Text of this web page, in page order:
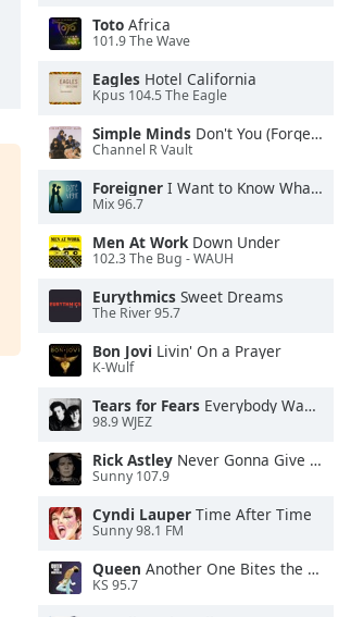
Toto Africa
101.9 The Wave
Eagles Hotel California
Kpus 104.5 The Eagle
Simple Minds Don't You (Forget About Me)
Channel R Vault
Foreigner I Want to Know What Love Is
Mix 96.7
Men At WorkDown Under
102.3 The Bug - WAUH
Eurythmics Sweet Dreams
The River 95.7
Bon Jovi Livin' On a Prayer
K-Wulf
Tears for Fears Everybody Wants To Rule the World
98.9 WJEZ
Rick Astley Never Gonna Give You Up
Sunny 107.9
Cyndi Lauper Time After Time
Sunny 98.1 FM
Queen Another One Bites the Dust
KS 95.7